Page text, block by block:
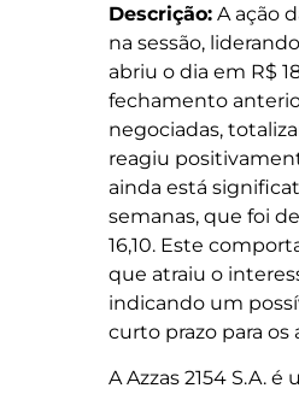
Descrição: A ação
na sessão,
abriu o dia em R$
fechamento
negociadas,
reagiu
ainda está
semanas, que foi
16,10. Este
que atraiu o
indicando um
curto prazo para
A Azzas 2154 S.A.